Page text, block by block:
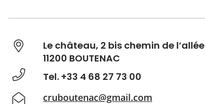
Le château, 2 bis chemin de l’allée
11200 BOUTENAC
Tel. +33 4 68 27 73 00
cruboutenac@gmail.com